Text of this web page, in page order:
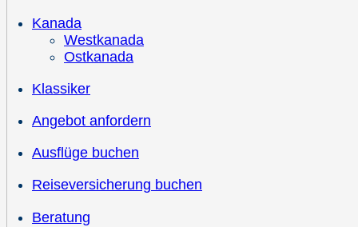
Kanada
Westkanada
Ostkanada
Klassiker
Angebot anfordern
Ausflüge buchen
Reiseversicherung buchen
Beratung